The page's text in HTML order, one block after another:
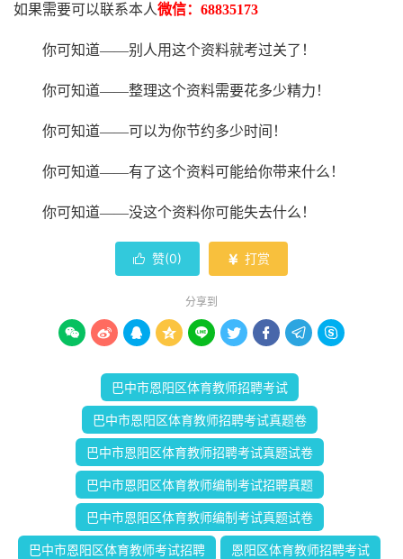
如果需要可以联系本人微信： 68835173
你可知道——别人用这个资料就考过关了！
你可知道——整理这个资料需要花多少精力 ！
你可知道——可以为你节约多少时间！
你可知道——有了这个资料可能给你带来什么！
你可知道——没这个资料你可能失去什么 ！
 赞(0)  打赏
分享到
        
巴中市恩阳区体育教师招聘考试
巴中市恩阳区体育教师招聘考试真题卷
巴中市恩阳区体育教师招聘考试真题试卷
巴中市恩阳区体育教师编制考试招聘真题
巴中市恩阳区体育教师编制考试真题试卷
巴中市恩阳区体育教师考试招聘 恩阳区体育教师招聘考试